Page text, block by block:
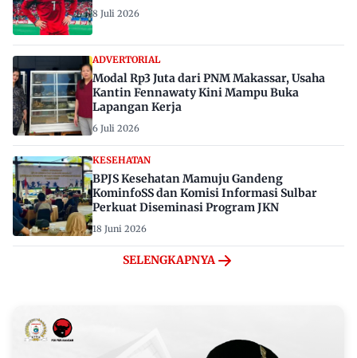
8 Juli 2026
ADVERTORIAL
Modal Rp3 Juta dari PNM Makassar, Usaha
Kantin Fennawaty Kini Mampu Buka
Lapangan Kerja
6 Juli 2026
KESEHATAN
BPJS Kesehatan Mamuju Gandeng
KominfoSS dan Komisi Informasi Sulbar
Perkuat Diseminasi Program JKN
18 Juni 2026
SELENGKAPNYA